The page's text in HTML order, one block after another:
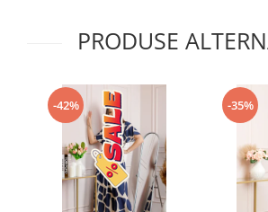
PRODUSE
-42% -35%